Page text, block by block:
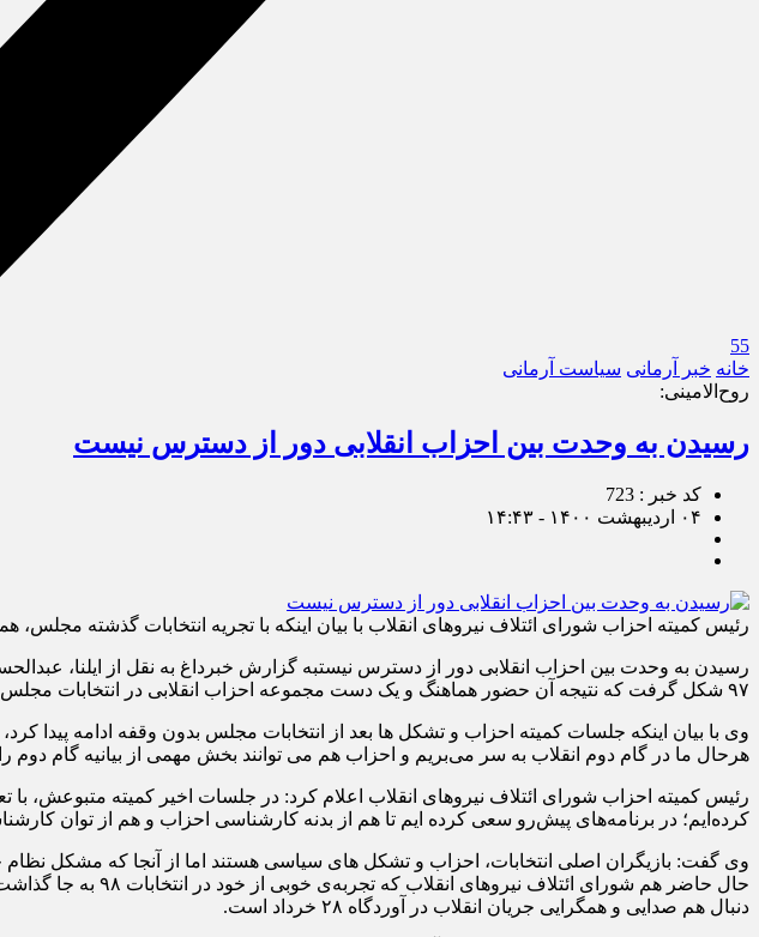
55
خانه خبر آرمانی سیاست آرمانی
روح‌الامینی:
رسیدن به وحدت بین احزاب انقلابی دور از دسترس نیست
کد خبر : 723
۰۴ اردیبهشت ۱۴۰۰ - ۱۴:۴۳
رئیس کمیته احزاب شورای ائتلاف نیروهای انقلاب با بیان اینکه با تجریه انتخابات گذشته
رسیدن به وحدت بین احزاب انقلابی دور از دسترس نیستبه گزارش خبرداغ به نقل از ایلنا،
۹۷ شکل گرفت که نتیجه آن حضور هماهنگ و یک دست مجموعه احزاب انقلابی در انتخابات مجلس یازدهم شد.
هرحال ما در گام دوم انقلاب به سر می‌بریم و احزاب هم می توانند بخش مهمی از بیانیه گام دوم را
رئیس کمیته احزاب شورای ائتلاف نیروهای انقلاب اعلام کرد: در جلسات اخیر کمیته متبوعش،
کرده‌ایم؛ در برنامه‌های پیش‌رو سعی کرده ایم تا هم از بدنه کارشناسی احزاب و هم از توان
وی گفت: بازیگران اصلی انتخابات، احزاب و تشکل های سیاسی هستند اما از آنجا که مشکل نظام
دنبال هم صدایی و همگرایی جریان انقلاب در آوردگاه ۲۸ خرداد است.